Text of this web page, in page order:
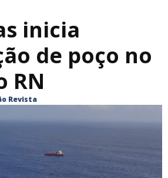
inicia
de poço no
RN
Revista